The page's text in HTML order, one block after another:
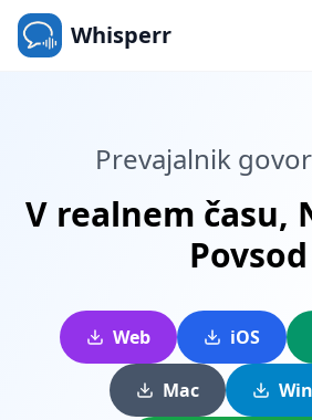
Whisperr
Prevajalnik
V realnem času,
Povsod
Web iOS
Mac